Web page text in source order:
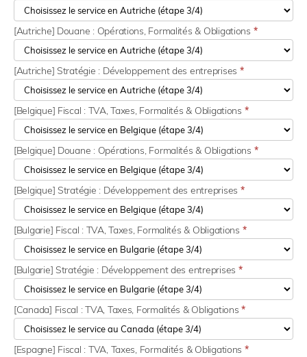
[Autriche] Douane : Opérations, Formalités & Obligations *
[Autriche] Stratégie : Développement des entreprises *
[Belgique] Fiscal : TVA, Taxes, Formalités & Obligations *
[Belgique] Douane : Opérations, Formalités & Obligations *
[Belgique] Stratégie : Développement des entreprises *
[Bulgarie] Fiscal : TVA, Taxes, Formalités & Obligations *
[Bulgarie] Stratégie : Développement des entreprises *
[Canada] Fiscal : TVA, Taxes, Formalités & Obligations*
[Espagne] Fiscal : TVA, Taxes, Formalités & Obligations *